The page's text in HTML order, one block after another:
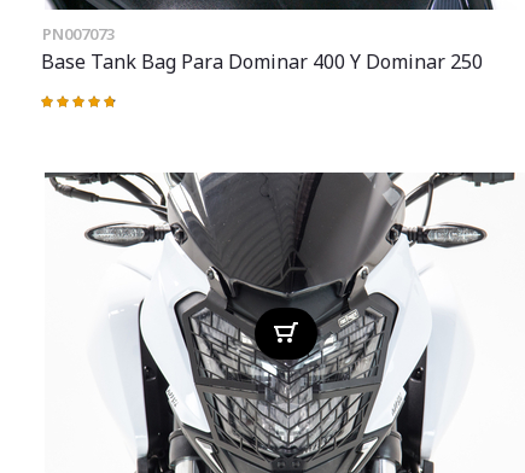
PN007073
Base Tank Bag Para Dominar 400 Y Dominar 250
Valoración: